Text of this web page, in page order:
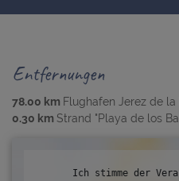
Entfernungen
78.00 km Flughafen Jerez de la
0.30 km Strand "Playa de los
Ich stimme der